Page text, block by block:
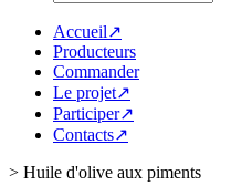
Accueil↗
Producteurs
Commander
Le projet↗
Participer↗
Contacts↗
> Huile d'olive aux piments